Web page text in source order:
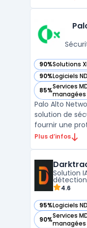
90%Solutions
— voir Palo Alto
90%Logiciels
— voir Palo Alto
85%Services
managées
— voir Palo Alto
Palo Alto
solution de
fournir une
nouvelle
combine la
Plus d’infos
Solution
4.6
95%Logiciels
— voir
90%Services
managées
— voir